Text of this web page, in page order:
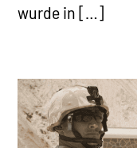
wurde in […]